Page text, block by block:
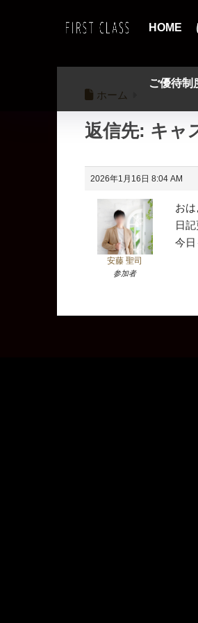
HOME
ご優待制
ホーム
返信先: キャ
2026年1月16日 8:04 AM
安藤 聖司
参加者
おは
日
今